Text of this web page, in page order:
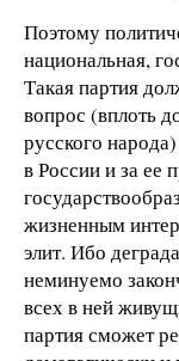
Поэтому
национальная,
Такая партия
вопрос (вплоть
русского
в России и за ее
жизненным
элит. Ибо
неминуемо
всех в ней
партия сможет